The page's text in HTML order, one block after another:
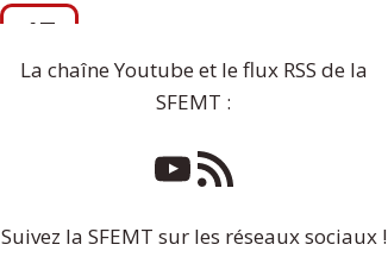
La chaîne Youtube et le flux RSS de la
SFEMT :
Suivez la SFEMT sur les réseaux sociaux !